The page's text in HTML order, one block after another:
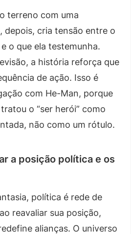
terreno com uma
depois, cria tensão entre o
o que ela testemunha.
a história reforça que
de ação. Isso é
com He-Man, porque
o “ser herói” como
não como um rótulo.
a posição política e os
política é rede de
reavaliar sua posição,
alianças. O universo